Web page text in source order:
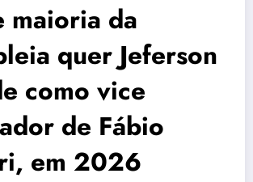
maioria da
quer Jeferson
como vice
de Fábio
em 2026